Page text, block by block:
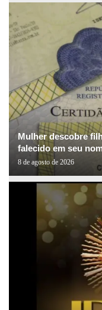
Mulher descobre
falecido em seu
8 de agosto de 2026